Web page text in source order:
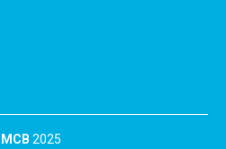
hoek 40x40x2 a 6 mtr 15 Mu
MCB 2025